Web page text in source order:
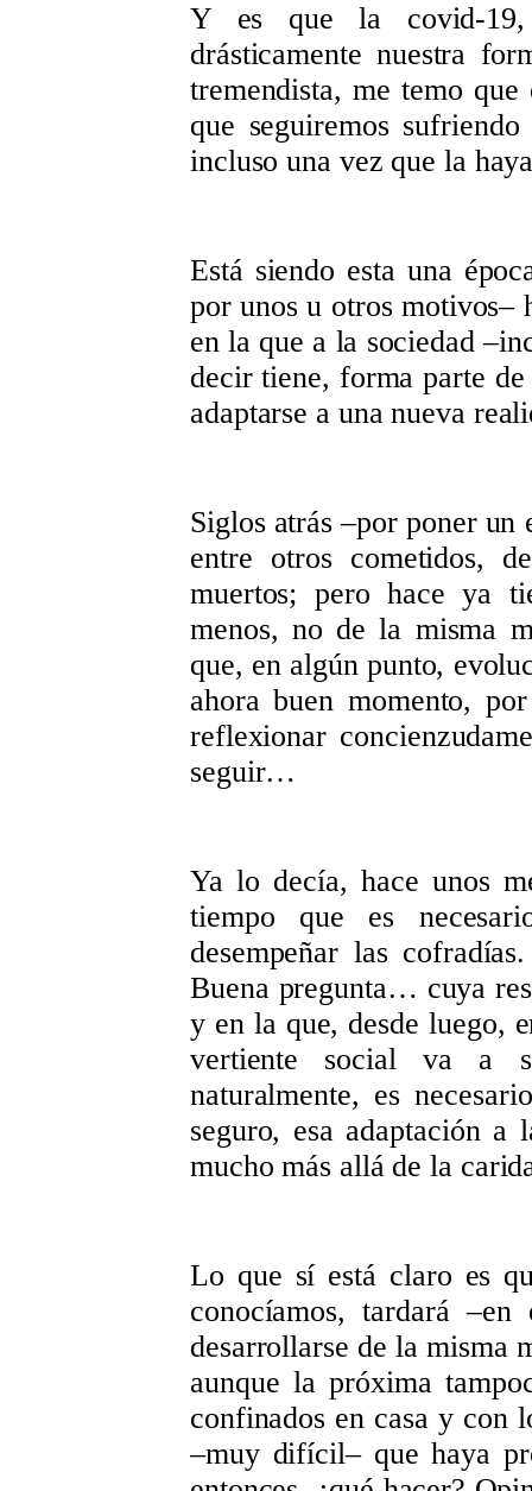
Y es que la covid-19,
drásticamente nuestra
tremendista, me temo
que seguiremos
incluso una vez que la
Está siendo esta una
por unos u otros
en la que a la sociedad
decir tiene, forma parte
adaptarse a una nueva
Siglos atrás –por poner un
entre otros cometidos,
muertos; pero hace ya
menos, no de la misma
que, en algún punto,
ahora buen momento,
reflexionar
seguir…
Ya lo decía, hace unos
tiempo que es
desempeñar las
Buena pregunta… cuya
y en la que, desde luego,
vertiente social va a
naturalmente, es
seguro, esa adaptación
mucho más allá de la
Lo que sí está claro es
conocíamos, tardará
desarrollarse de la misma
aunque la próxima
confinados en casa y con
–muy difícil– que haya